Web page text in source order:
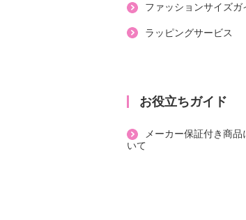
●サイズに迷われた場
・クロッチ部分：綿１
・洗濯機：可
ファッションサイズガ
ラッピングサービス
お役立ちガイド
メーカー保証付き商品
いて